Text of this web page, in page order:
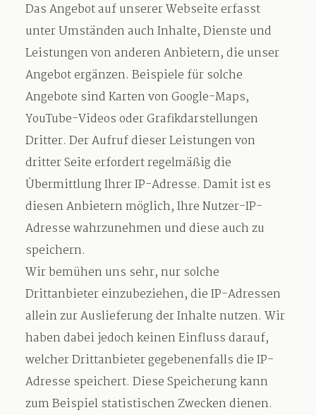
Das Angebot auf unserer Webseite erfasst
unter Umständen auch Inhalte, Dienste und
Leistungen von anderen Anbietern, die unser
Angebot ergänzen. Beispiele für solche
Angebote sind Karten von Google-Maps,
YouTube-Videos oder Grafikdarstellungen
Dritter. Der Aufruf dieser Leistungen von
dritter Seite erfordert regelmäßig die
Übermittlung Ihrer IP-Adresse. Damit ist es
diesen Anbietern möglich, Ihre Nutzer-IP-
Adresse wahrzunehmen und diese auch zu
speichern.
Wir bemühen uns sehr, nur solche
Drittanbieter einzubeziehen, die IP-Adressen
allein zur Auslieferung der Inhalte nutzen. Wir
haben dabei jedoch keinen Einfluss darauf,
welcher Drittanbieter gegebenenfalls die IP-
Adresse speichert. Diese Speicherung kann
zum Beispiel statistischen Zwecken dienen.